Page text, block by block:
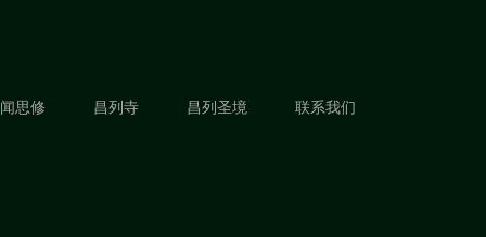
闻思修 昌列寺 昌列圣境 联系我们